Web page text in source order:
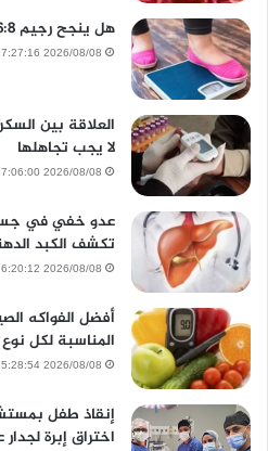
هل ينجح رجيم 16:8 فعلًا في حرق الدهون؟
2026/08/08 7:27:16 مساءً
لا يجب تجاهلها
2026/08/08 7:06:00 مساءً
عدو خفي في
تكشف الكبد
2026/08/08 6:20:12 مساءً
أفضل الفواكه
المناسبة لكل نوع
2026/08/08 5:28:54 مساءً
إنقاذ طفل
اختراق إبرة